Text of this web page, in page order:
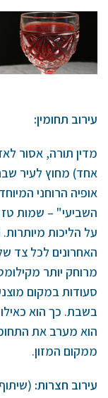
עירוב תחומין:
מדין תורה, אסור
אחד) מחוץ לעיר
אופיה הרוחני
השביעי" – שמות טז
על הליכות
האחרונים לכל צד
מרוחק יותר
סעודות במקום
בשבת. כך הוא
הוא מערב את
ממקום המזון.
עירוב חצרות: